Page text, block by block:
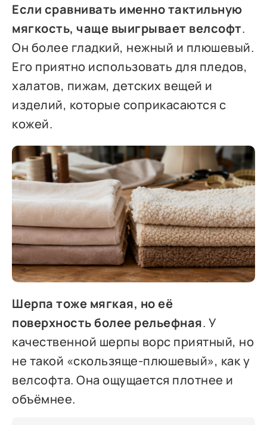
Если сравнивать именно тактильную
мягкость, чаще выигрывает велсофт.
Он более гладкий, нежный и плюшевый.
Его приятно использовать для пледов,
халатов, пижам, детских вещей и
изделий, которые соприкасаются с
кожей.
Шерпа тоже мягкая, но её
поверхность более рельефная. У
качественной шерпы ворс приятный, но
не такой «скользяще-плюшевый», как у
велсофта. Она ощущается плотнее и
объёмнее.